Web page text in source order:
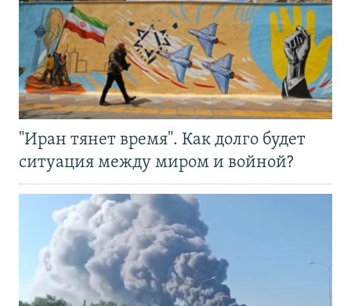
"Иран тянет время". Как долго будет
ситуация между миром и войной?